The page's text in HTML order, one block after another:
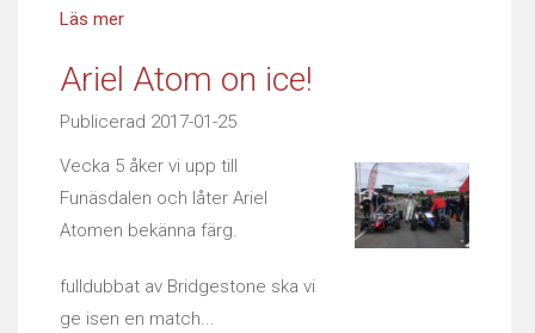
Läs mer
Ariel Atom on ice!
Publicerad 2017-01-25
Vecka 5 åker vi upp till
Funäsdalen och låter Ariel
Atomen bekänna färg.
fulldubbat av Bridgestone ska vi
ge isen en match...